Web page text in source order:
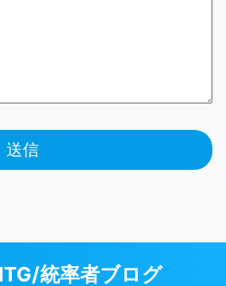
統率者ブログ